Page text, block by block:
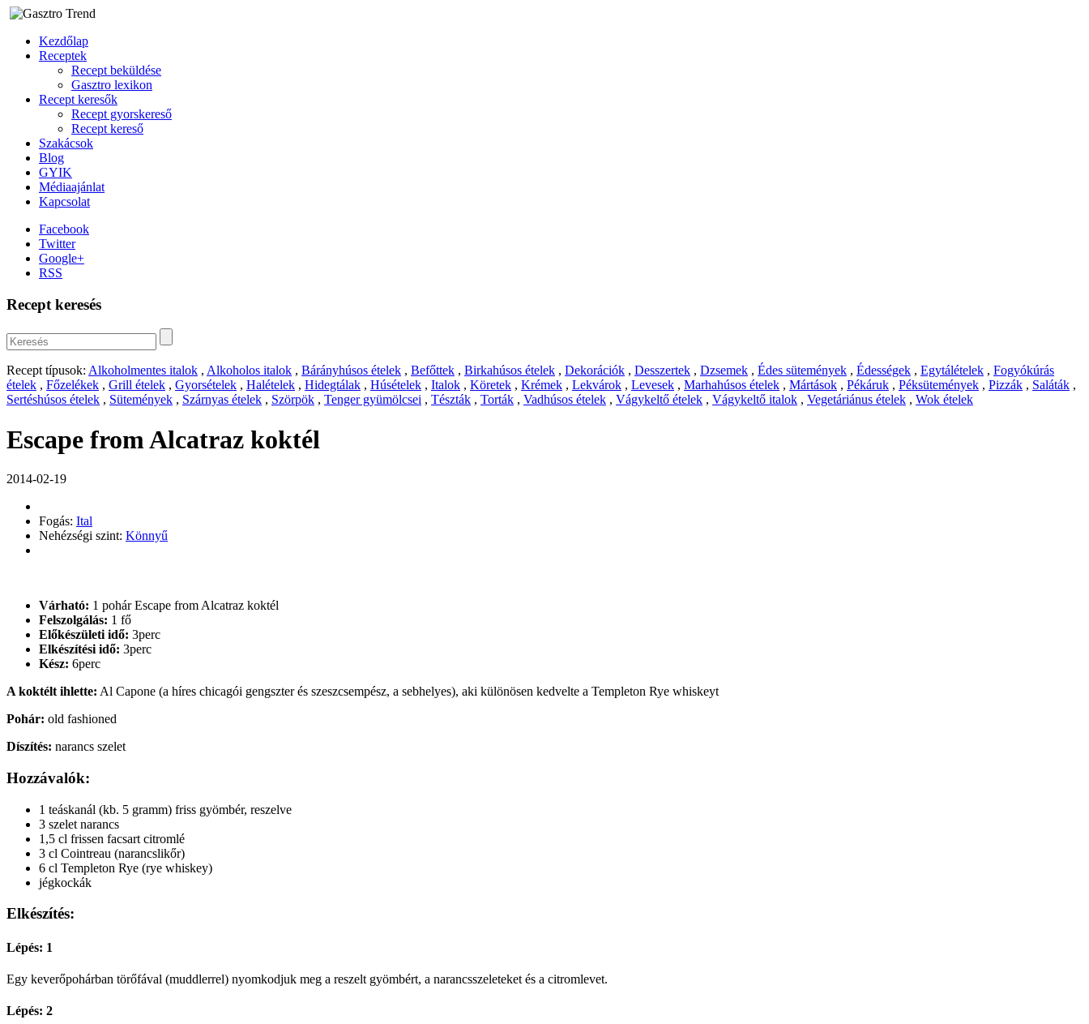
Kezdőlap
Receptek
Recept beküldése
Gasztro lexikon
Recept keresők
Recept gyorskereső
Recept kereső
Szakácsok
Blog
GYIK
Médiaajánlat
Kapcsolat
Facebook
Twitter
Google+
RSS
Recept keresés
Recept típusok: Alkoholmentes italok , Alkoholos italok , Bárányhúsos ételek , Befőttek , Birkahúsos ételek , Dekorációk , Desszertek , Dzsemek , Édes sütemények , Édességek , Egytálételek , Fogyókúrás
ételek , Főzelékek , Grill ételek , Gyorsételek , Halételek , Hidegtálak , Húsételek , Italok , Köretek , Krémek , Lekvárok , Levesek , Marhahúsos ételek , Mártások , Pékáruk , Péksütemények , Pizzák , Saláták ,
Sertéshúsos ételek , Sütemények , Szárnyas ételek , Szörpök , Tenger gyümölcsei , Tészták , Torták , Vadhúsos ételek , Vágykeltő ételek , Vágykeltő italok , Vegetáriánus ételek , Wok ételek
Escape from Alcatraz koktél
2014-02-19
Fogás: Ital
Nehézségi szint: Könnyű
Várható: 1 pohár Escape from Alcatraz koktél
Felszolgálás: 1 fő
Előkészületi idő: 3perc
Elkészítési idő: 3perc
Kész: 6perc
A koktélt ihlette: Al Capone (a híres chicagói gengszter és szeszcsempész, a sebhelyes), aki különösen kedvelte a Templeton Rye whiskeyt
Pohár: old fashioned
Díszítés: narancs szelet
Hozzávalók:
1 teáskanál (kb. 5 gramm) friss gyömbér, reszelve
3 szelet narancs
1,5 cl frissen facsart citromlé
3 cl Cointreau (narancslikőr)
6 cl Templeton Rye (rye whiskey)
jégkockák
Elkészítés:
Lépés: 1
Egy keverőpohárban törőfával (muddlerrel) nyomkodjuk meg a reszelt gyömbért, a narancsszeleteket és a citromlevet.
Lépés: 2